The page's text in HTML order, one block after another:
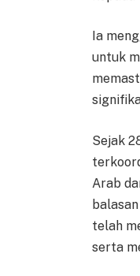
Ia
untuk
Sejak
Arab
telah
serta